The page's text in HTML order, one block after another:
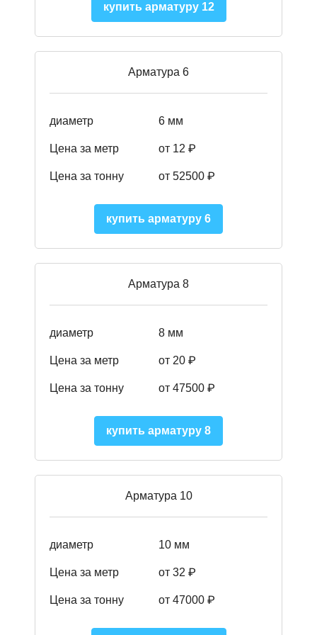
купить арматуру 12
Арматура 6
диаметр 6 мм
Цена за метр от 12 ₽
Цена за тонну от 52500 ₽
купить арматуру 6
Арматура 8
диаметр 8 мм
Цена за метр от 20 ₽
Цена за тонну от 47500 ₽
купить арматуру 8
Арматура 10
диаметр 10 мм
Цена за метр от 32 ₽
Цена за тонну от 47000 ₽